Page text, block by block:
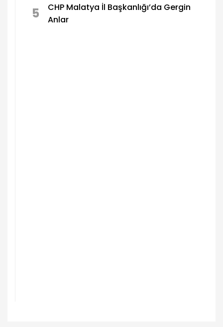
5
CHP Malatya İl Başkanlığı’da Gergin
Anlar